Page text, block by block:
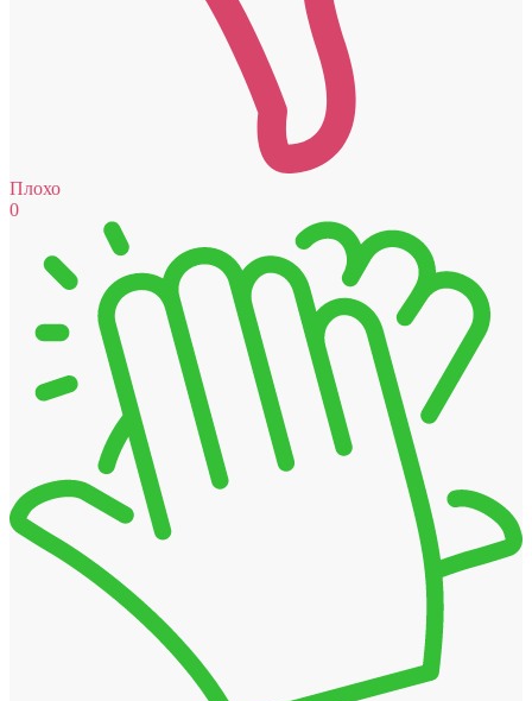
Плохо
0